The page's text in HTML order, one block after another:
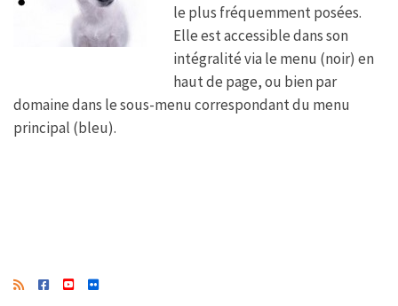
le plus fréquemment posées.
Elle est accessible dans son
intégralité via le menu (noir) en
haut de page, ou bien par
domaine dans le sous-menu correspondant du menu
principal (bleu).